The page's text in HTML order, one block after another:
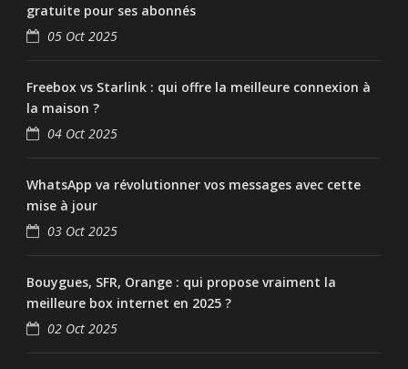
gratuite pour ses abonnés
05 Oct 2025
Freebox vs Starlink : qui offre la meilleure connexion à
la maison ?
04 Oct 2025
WhatsApp va révolutionner vos messages avec cette
mise à jour
03 Oct 2025
Bouygues, SFR, Orange : qui propose vraiment la
meilleure box internet en 2025 ?
02 Oct 2025